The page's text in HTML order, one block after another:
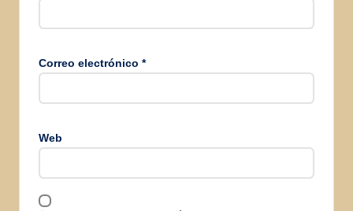
Correo electrónico *
Web